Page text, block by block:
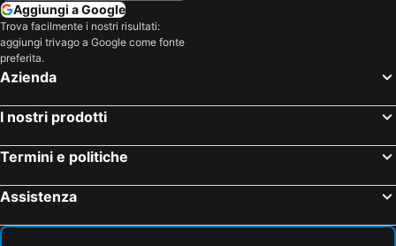
Aggiungi a Google
Trova facilmente i nostri risultati:
aggiungi trivago a Google come fonte
preferita.
Azienda
I nostri prodotti
Termini e politiche
Assistenza